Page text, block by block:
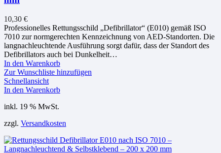
10,30 €
Professionelles Rettungsschild „Defibrillator“ (E010) gemäß ISO
7010 zur normgerechten Kennzeichnung von AED-Standorten. Die
langnachleuchtende Ausführung sorgt dafür, dass der Standort des
Defibrillators auch bei Dunkelheit…
In den Warenkorb
Zur Wunschliste hinzufügen
Schnellansicht
In den Warenkorb
inkl. 19 % MwSt.
zzgl. Versandkosten